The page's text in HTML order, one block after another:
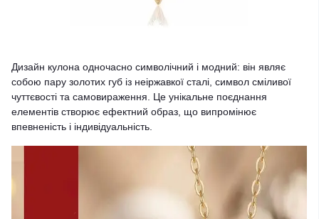
Дизайн кулона одночасно символічний і модний: він являє
собою пару золотих губ із неіржавкої сталі, символ сміливої
чуттєвості та самовираження. Це унікальне поєднання
елементів створює ефектний образ, що випромінює
впевненість і індивідуальність.